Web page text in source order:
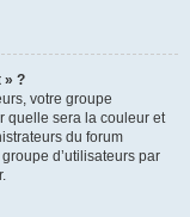
» ?
votre groupe
quelle sera la couleur et
du forum
d’utilisateurs par